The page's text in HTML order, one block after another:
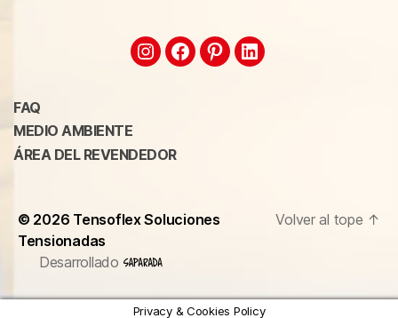
FAQ
MEDIO AMBIENTE
ÁREA DEL REVENDEDOR
© 2026 Tensoflex Soluciones
Tensionadas
Desarrollado
Volver al tope ↑
Privacy & Cookies Policy